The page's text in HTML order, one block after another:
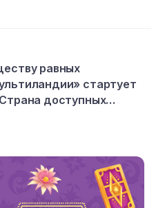
равных
стартует
доступных